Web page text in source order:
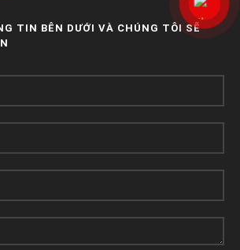
TIN BÊN DƯỚI VÀ CHÚNG TÔI SẼ